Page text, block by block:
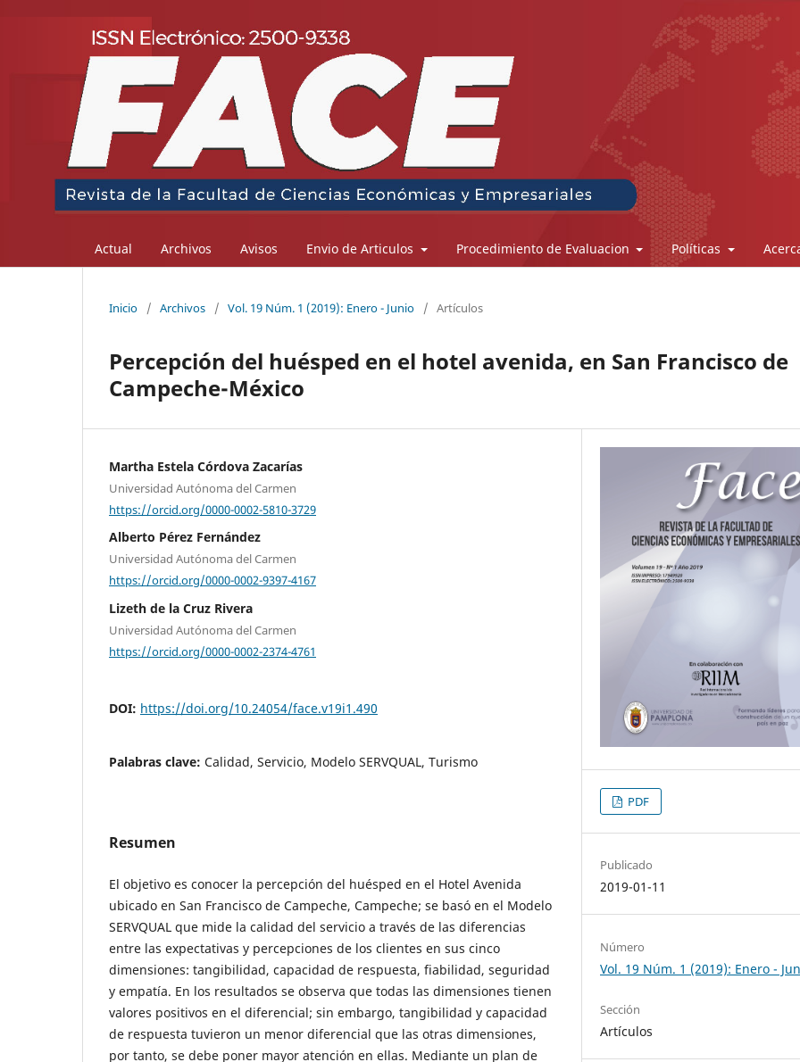
Actual Archivos Avisos Envio de Articulos Procedimiento de Evaluacion Políticas
Inicio / Archivos / Vol. 19 Núm. 1 (2019): Enero - Junio / Artículos
Percepción del huésped en el hotel avenida, en San Francisco de
Campeche-México
Martha Estela Córdova Zacarías
Universidad Autónoma del Carmen
https://orcid.org/0000-0002-5810-3729
Alberto Pérez Fernández
Universidad Autónoma del Carmen
https://orcid.org/0000-0002-9397-4167
Lizeth de la Cruz Rivera
Universidad Autónoma del Carmen
https://orcid.org/0000-0002-2374-4761
DOI: https://doi.org/10.24054/face.v19i1.490
Palabras clave: Calidad, Servicio, Modelo SERVQUAL, Turismo
Resumen
El objetivo es conocer la percepción del huésped en el Hotel Avenida
ubicado en San Francisco de Campeche, Campeche; se basó en el Modelo
SERVQUAL que mide la calidad del servicio a través de las diferencias
entre las expectativas y percepciones de los clientes en sus cinco
dimensiones: tangibilidad, capacidad de respuesta, fiabilidad, seguridad
y empatía. En los resultados se observa que todas las dimensiones tienen
valores positivos en el diferencial; sin embargo, tangibilidad y capacidad
de respuesta tuvieron un menor diferencial que las otras dimensiones,
por tanto, se debe poner mayor atención en ellas. Mediante un plan de
PDF
Publicado
2019-01-11
Número
Vol. 19 Núm. 1 (2019): Enero -
Sección
Artículos